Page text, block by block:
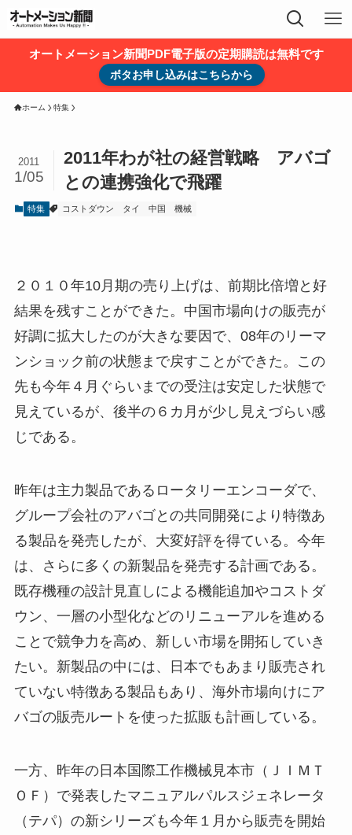
オートメーション新聞PDF電子版の定期購読は無料です
ボタお申し込みはこちらから
ホーム 特集
2011年わが社の経営戦略 アバゴ
との連携強化で飛躍
2011
1/05
特集 コストダウン タイ 中国 機械
２０１０年10月期の売り上げは、前期比倍増と好
結果を残すことができた。中国市場向けの販売が
好調に拡大したのが大きな要因で、08年のリーマ
ンショック前の状態まで戻すことができた。この
先も今年４月ぐらいまでの受注は安定した状態で
見えているが、後半の６カ月が少し見えづらい感
じである。
昨年は主力製品であるロータリーエンコーダで、
グループ会社のアバゴとの共同開発により特徴あ
る製品を発売したが、大変好評を得ている。今年
は、さらに多くの新製品を発売する計画である。
既存機種の設計見直しによる機能追加やコストダ
ウン、一層の小型化などのリニューアルを進める
ことで競争力を高め、新しい市場を開拓していき
たい。新製品の中には、日本でもあまり販売され
ていない特徴ある製品もあり、海外市場向けにア
バゴの販売ルートを使った拡販も計画している。
一方、昨年の日本国際工作機械見本市（ＪＩＭＴ
ＯＦ）で発表したマニュアルパルスジェネレータ
（テパ）の新シリーズも今年１月から販売を開始